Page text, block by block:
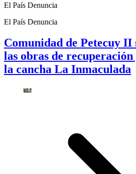
El País Denuncia
El País Denuncia
Comunidad de Petecuy II
las obras de
la cancha La Inmaculada